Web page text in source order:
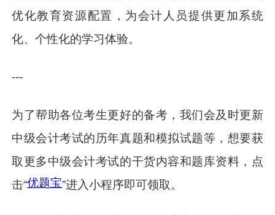
优化教育资源配置，为会计人员提供更加系统
化、个性化的学习体验。
---
为了帮助各位考生更好的备考，我们会及时更新
中级会计考试的历年真题和模拟试题等，想要获
取更多中级会计考试的干货内容和题库资料，点
击“优题宝”进入小程序即可领取。